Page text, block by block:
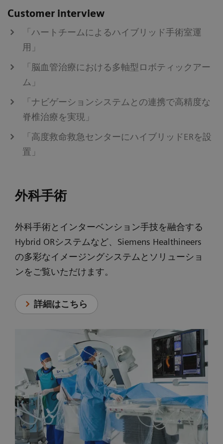
Customer interview
「ハートチームによるハイブリッド手術室運
用」
「脳血管治療における多軸型ロボティックアー
ム」
「ナビゲーションシステムとの連携で高精度な
脊椎治療を実現」
「高度救命救急センターにハイブリッドERを設
置」
外科手術
外科手術とインターベンション手技を融合する
Hybrid ORシステムなど、Siemens Healthineers
の多彩なイメージングシステムとソリューショ
ンをご覧いただけます。
詳細はこちら